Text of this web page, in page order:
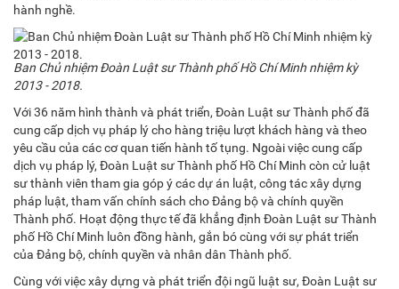
hành nghề.
Ban Chủ nhiệm Đoàn Luật sư Thành phố Hồ Chí Minh nhiệm kỳ
2013 - 2018.
Với 36 năm hình thành và phát triển, Đoàn Luật sư Thành phố đã
cung cấp dịch vụ pháp lý cho hàng triệu lượt khách hàng và theo
yêu cầu của các cơ quan tiến hành tố tụng. Ngoài việc cung cấp
dịch vụ pháp lý, Đoàn Luật sư Thành phố Hồ Chí Minh còn cử luật
sư thành viên tham gia góp ý các dự án luật, công tác xây dựng
pháp luật, tham vấn chính sách cho Đảng bộ và chính quyền
Thành phố. Hoạt động thực tế đã khẳng định Đoàn Luật sư Thành
phố Hồ Chí Minh luôn đồng hành, gắn bó cùng với sự phát triển
của Đảng bộ, chính quyền và nhân dân Thành phố.
Cùng với việc xây dựng và phát triển đội ngũ luật sư, Đoàn Luật sư